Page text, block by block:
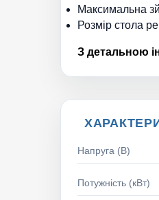
Максимальна
Розмір стола
З детальною
Напруга (В)
Потужність (кВт)